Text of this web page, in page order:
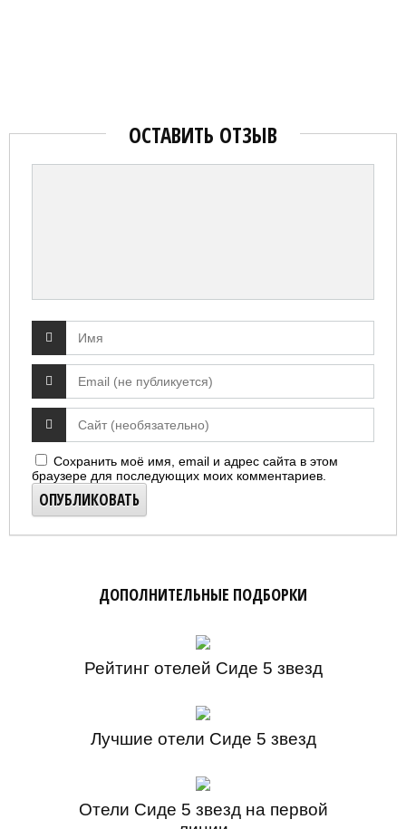
ОСТАВИТЬ ОТЗЫВ
Сохранить моё имя, email и адрес сайта в этом
браузере для последующих моих комментариев.
ДОПОЛНИТЕЛЬНЫЕ ПОДБОРКИ
Рейтинг отелей Сиде 5 звезд
Лучшие отели Сиде 5 звезд
Отели Сиде 5 звезд на первой